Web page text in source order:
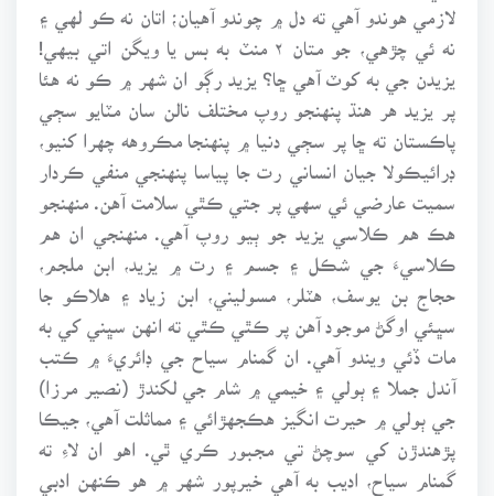
لازمي هوندو آهي ته دل ۾ چوندو آهيان؛ اتان نه ڪو لهي ۽
نه ئي چڙهي، جو متان ۲ منٽ به بس يا ويگن اتي بيهي!
يزيدن جي به کوٽ آهي ڇا؟ يزيد رڳو ان شهر ۾ ڪو نه هئا
پر يزيد هر هنڌ پنهنجو روپ مختلف نالن سان مٽايو سڄي
پاڪستان ته ڇا پر سڄي دنيا ۾ پنهنجا مڪروهه چهرا کنيو،
ڊرائيڪولا جيان انساني رت جا پياسا پنهنجي منفي ڪردار
سميت عارضي ئي سهي پر جتي ڪٿي سلامت آهن. منهنجو
هڪ هم ڪلاسي يزيد جو ٻيو روپ آهي. منهنجي ان هم
ڪلاسيءَ جي شڪل ۽ جسم ۽ رت ۾ يزيد، ابن ملجم،
حجاج بن يوسف، هٽلر، مسوليني، ابن زياد ۽ هلاڪو جا
سڀئي اوگڻ موجود آهن پر ڪٿي ڪٿي ته انهن سڀني کي به
مات ڏئي ويندو آهي. ان گمنام سياح جي ڊائريءَ ۾ ڪتب
آندل جملا ۽ ٻولي ۽ خيمي ۾ شام جي لکندڙ (نصير مرزا)
جي ٻولي ۾ حيرت انگيز هڪجهڙائي ۽ مماثلت آهي، جيڪا
پڙهندڙن کي سوچڻ تي مجبور ڪري ٿي. اهو ان لاءِ ته
گمنام سياح، اديب به آهي خيرپور شهر ۾ هو ڪنهن ادبي